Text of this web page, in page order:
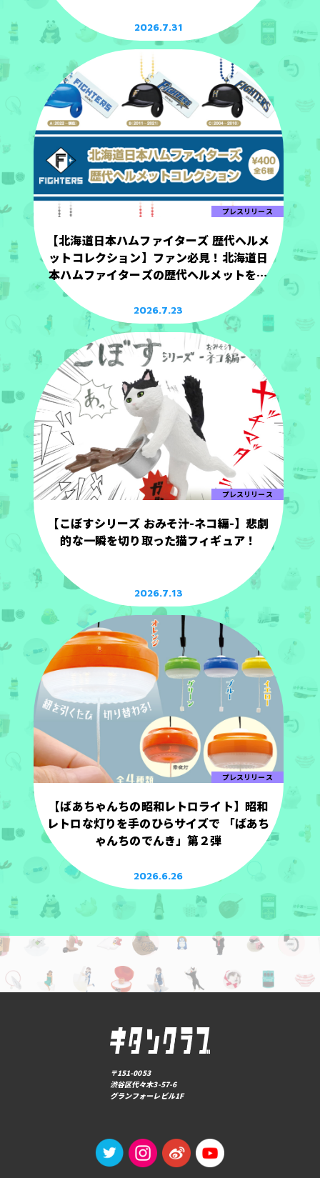
2026.7.31
プレスリリース
【北海道日本ハムファイターズ 歴代ヘルメ
ットコレクション】ファン必見！北海道日
本ハムファイターズの歴代ヘルメットを手
2026.7.23
プレスリリース
【こぼすシリーズ おみそ汁-ネコ編-】悲劇
的な一瞬を切り取った猫フィギュア！
2026.7.13
プレスリリース
【ばあちゃんちの昭和レトロライト】昭和
レトロな灯りを手のひらサイズで 「ばあち
ゃんちのでんき」第２弾
2026.6.26
〒151-0053
渋谷区代々木3-57-6
グランフォーレビル1F